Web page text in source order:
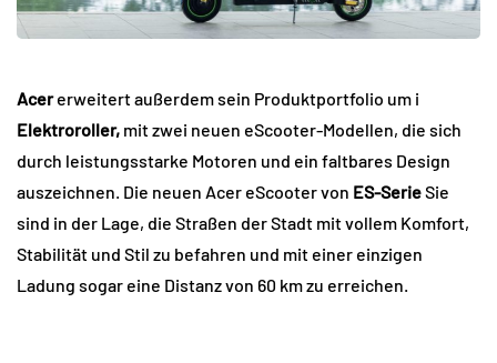
Acererweitert außerdem sein Produktportfolio um i
Elektroroller, mit zwei neuen eScooter-Modellen, die sich
durch leistungsstarke Motoren und ein faltbares Design
auszeichnen. Die neuen Acer eScooter von ES-SerieSie
sind in der Lage, die Straßen der Stadt mit vollem Komfort,
Stabilität und Stil zu befahren und mit einer einzigen
Ladung sogar eine Distanz von 60 km zu erreichen.